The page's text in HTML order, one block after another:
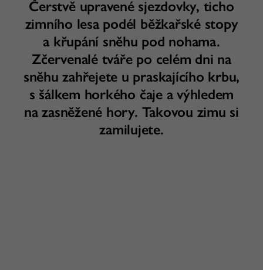
Čerstvě upravené sjezdovky, ticho
zimního lesa podél běžkařské stopy
a křupání sněhu pod nohama.
Zčervenalé tváře po celém dni na
sněhu zahřejete u praskajícího krbu,
s šálkem horkého čaje a výhledem
na zasněžené hory. Takovou zimu si
zamilujete.